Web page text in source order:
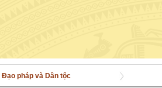
Đạo pháp và Dân tộc